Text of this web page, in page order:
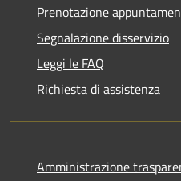
Prenotazione
Segnalazione disservizio
Leggi le FAQ
Richiesta di assistenza
Amministrazione